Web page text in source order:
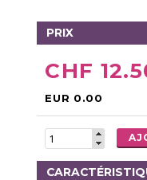
PRIX
CHF
EUR 0.00